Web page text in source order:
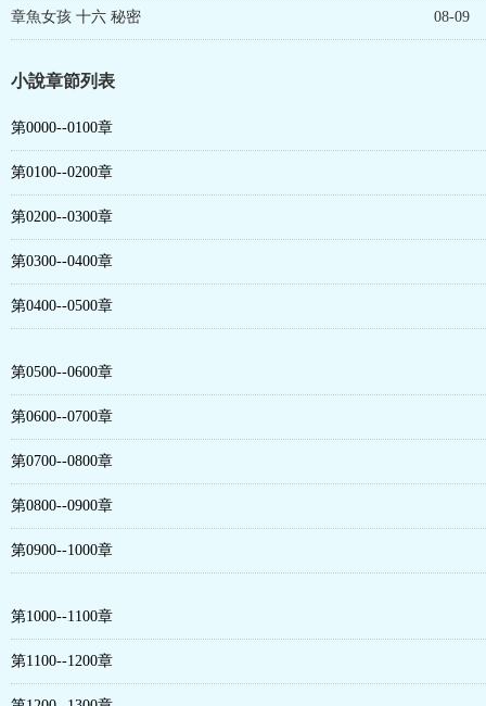
章魚女孩 十六 秘密 08-09
小說章節列表
第0000--0100章
第0100--0200章
第0200--0300章
第0300--0400章
第0400--0500章
第0500--0600章
第0600--0700章
第0700--0800章
第0800--0900章
第0900--1000章
第1000--1100章
第1100--1200章